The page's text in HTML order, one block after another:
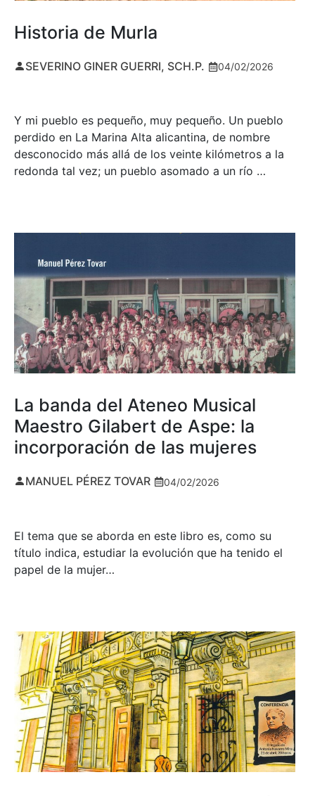
Historia de Murla
SEVERINO GINER GUERRI, SCH.P. 04/02/2026
Y mi pueblo es pequeño, muy pequeño. Un pueblo
perdido en La Marina Alta alicantina, de nombre
desconocido más allá de los veinte kilómetros a la
redonda tal vez; un pueblo asomado a un río …
La banda del Ateneo Musical
Maestro Gilabert de Aspe: la
incorporación de las mujeres
MANUEL PÉREZ TOVAR 04/02/2026
El tema que se aborda en este libro es, como su
título indica, estudiar la evolución que ha tenido el
papel de la mujer…